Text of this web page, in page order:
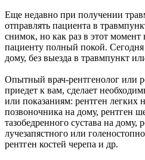
Еще недавно при получении
отправлять пациента в
снимок, но как раз в этот момент
пациенту полный покой.
дому, без выезда в травмпункт
Опытный врач-рентгенолог или
приедет к вам, сделает
или показаниям: рентген легких
позвоночника на дому, рентген
тазобедренного сустава на дому,
лучезапястного или
рентген костей черепа и др.